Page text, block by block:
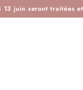
13 juin seront traitées